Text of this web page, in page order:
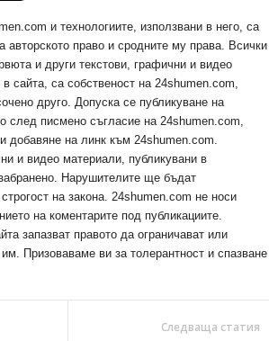
и технологиите, използвани в него, са
авторското право и сродните му права. Всички
и други текстови, графични и видео
сайта, са собственост на 24shumen.com,
друго. Допуска се публикуване на
след писмено съгласие на 24shumen.com,
добавяне на линк към 24shumen.com.
и видео материали, публикувани в
Нарушителите ще бъдат
на закона. 24shumen.com не носи
на коментарите под публикациите.
запазват правото да ограничават или
Призоваваме ви за толерантност и спазване
Следваща статия